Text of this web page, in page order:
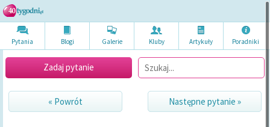
Pytania Blogi Galerie Kluby Artykuły Poradniki
Zadaj pytanie
« Powrót Następne pytanie »